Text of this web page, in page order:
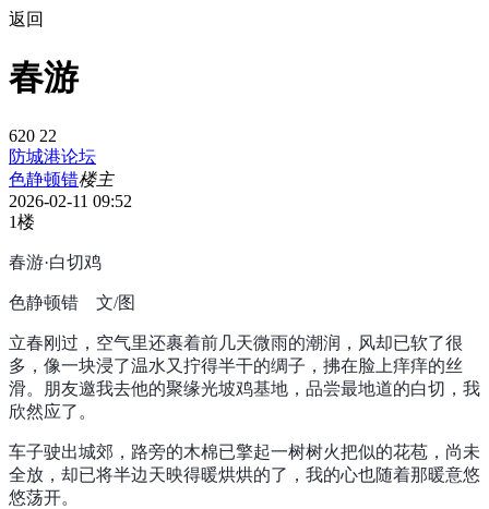
返回
春游
620 22
防城港论坛
色静顿错楼主
2026-02-11 09:52
1楼
春游·白切鸡
色静顿错 文/图
立春刚过，空气里还裹着前几天微雨的潮润，风却已软了很
多，像一块浸了温水又拧得半干的绸子，拂在脸上痒痒的丝
滑。朋友邀我去他的聚缘光坡鸡基地，品尝最地道的白切，我
欣然应了。
车子驶出城郊，路旁的木棉已擎起一树树火把似的花苞，尚未
全放，却已将半边天映得暖烘烘的了，我的心也随着那暖意悠
悠荡开。